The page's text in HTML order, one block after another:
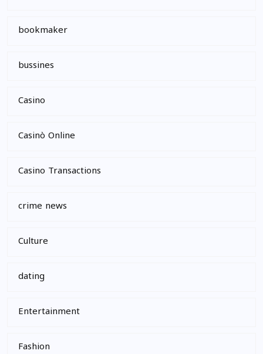
bookmaker
bussines
Casino
Casinò Online
Casino Transactions
crime news
Culture
dating
Entertainment
Fashion